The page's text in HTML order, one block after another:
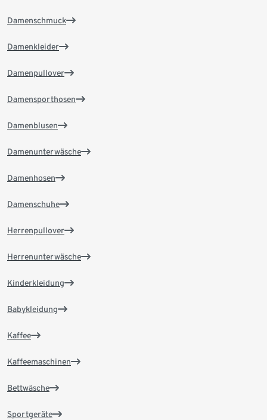
Damenschmuck
Damenkleider
Damenpullover
Damensporthosen
Damenblusen
Damenunterwäsche
Damenhosen
Damenschuhe
Herrenpullover
Herrenunterwäsche
Kinderkleidung
Babykleidung
Kaffee
Kaffeemaschinen
Bettwäsche
Sportgeräte